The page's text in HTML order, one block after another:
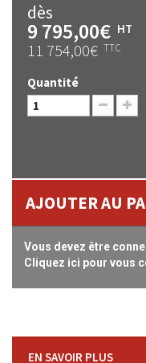
dès
9 795,00€ HT
11 754,00€ TTC
Quantité
AJOUTER AU
Vous devez être
Cliquez ici pour vous
EN SAVOIR PLUS